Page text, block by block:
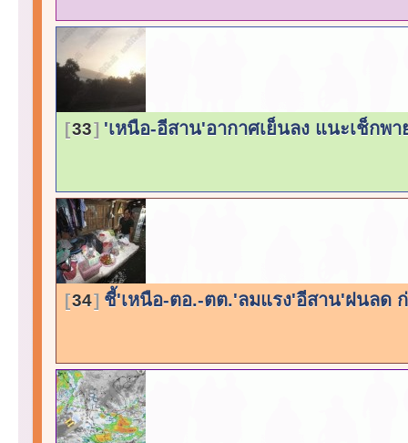
33 'เหนือ-อีสาน'อากาศเย็นลง แนะเช็กพ
34 ชี้'เหนือ-ตอ.-ตต.'ลมแรง'อีสาน'ฝนลด